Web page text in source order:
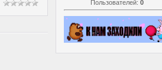
Пользователей: 0